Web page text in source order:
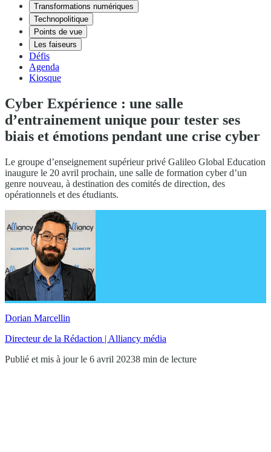
Transformations numériques
Technopolitique
Points de vue
Les faiseurs
Défis
Agenda
Kiosque
Cyber Expérience : une salle
d’entrainement unique pour tester ses
biais et émotions pendant une crise cyber
Le groupe d’enseignement supérieur privé Galileo Global Education
inaugure le 20 avril prochain, une salle de formation cyber d’un
genre nouveau, à destination des comités de direction, des
opérationnels et des étudiants.
Dorian Marcellin
Directeur de la Rédaction | Alliancy média
Publié et mis à jour le 6 avril 20238 min de lecture